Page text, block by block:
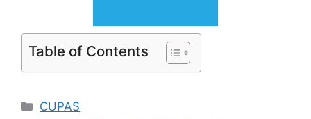
Table of Contents
Categories
CUPAS